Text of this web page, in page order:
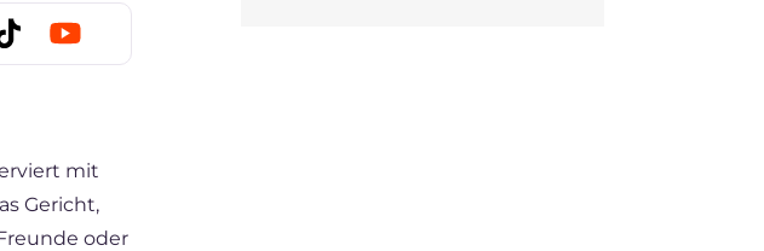
mit
Gericht,
oder